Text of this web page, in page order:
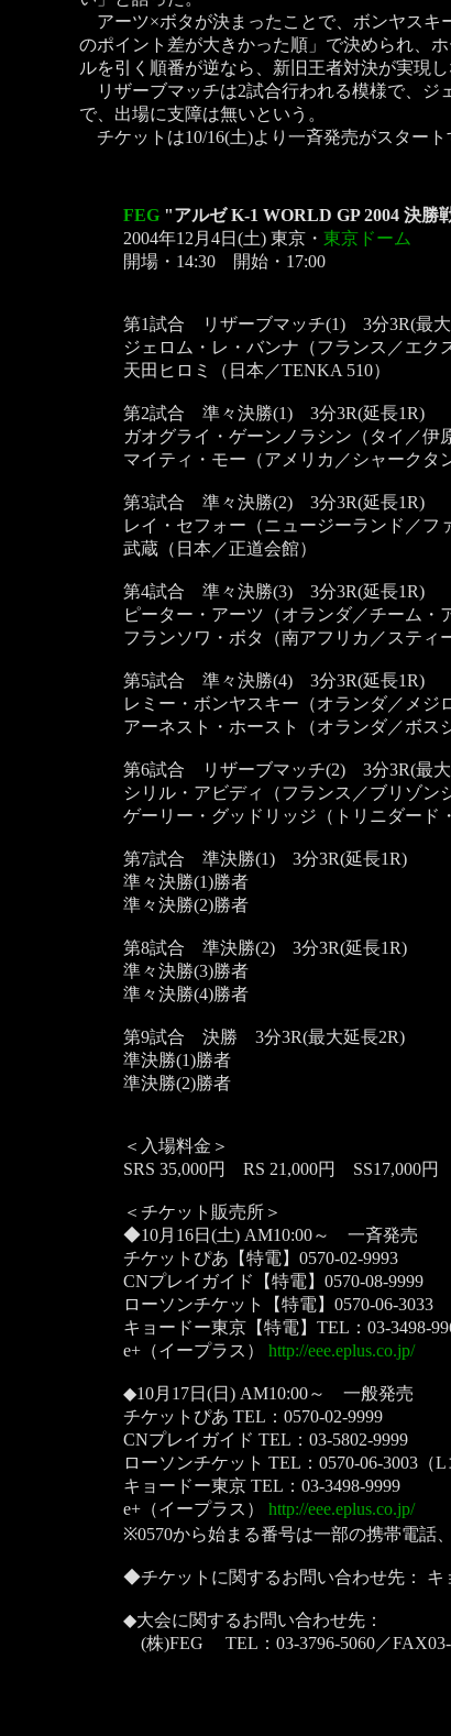
アーツ×ボタが決まったことで、ボンヤスキ
のポイント差が大きかった順」で決められ、
ルを引く順番が逆なら、新旧王者対決が実現
リザーブマッチは2試合行われる模様で、ジ
で、出場に支障は無いという。
チケットは10/16(土)より一斉発売がスタート
FEG "アルゼ K-1 WORLD GP 2004 決勝
2004年12月4日(土) 東京・ 東京ドーム
開場・14:30 開始・17:00
第1試合 リザーブマッチ(1) 3分3R(最大
ジェロム・レ・バンナ（フランス／エク
天田ヒロミ（日本／TENKA 510）
第2試合 準々決勝(1) 3分3R(延長1R)
ガオグライ・ゲーンノラシン（タイ／伊
マイティ・モー（アメリカ／シャークタ
第3試合 準々決勝(2) 3分3R(延長1R)
レイ・セフォー（ニュージーランド／フ
武蔵（日本／正道会館）
第4試合 準々決勝(3) 3分3R(延長1R)
ピーター・アーツ（オランダ／チーム・
フランソワ・ボタ（南アフリカ／スティ
第5試合 準々決勝(4) 3分3R(延長1R)
レミー・ボンヤスキー（オランダ／メ
アーネスト・ホースト（オランダ／ボス
第6試合 リザーブマッチ(2) 3分3R(最大
シリル・アビディ（フランス／ブリゾン
ゲーリー・グッドリッジ（トリニダード
第7試合 準決勝(1) 3分3R(延長1R)
準々決勝(1)勝者
準々決勝(2)勝者
第8試合 準決勝(2) 3分3R(延長1R)
準々決勝(3)勝者
準々決勝(4)勝者
第9試合 決勝 3分3R(最大延長2R)
準決勝(1)勝者
準決勝(2)勝者
＜入場料金＞
SRS 35,000円 RS 21,000円 SS17,000
＜チケット販売所＞
◆10月16日(土) AM10:00～ 一斉発売
チケットぴあ【特電】0570-02-9993
CNプレイガイド【特電】0570-08-9999
ローソンチケット【特電】0570-06-3033
キョードー東京【特電】TEL：03-3498-
e+（イープラス） http://eee.eplus.co.jp/
◆10月17日(日) AM10:00～ 一般発売
チケットぴあ TEL：0570-02-9999
CNプレイガイド TEL：03-5802-9999
ローソンチケット TEL：0570-06-3003（L
キョードー東京 TEL：03-3498-9999
e+（イープラス） http://eee.eplus.co.jp/
※0570から始まる番号は一部の携帯電話
◆チケットに関するお問い合わせ先： キ
◆大会に関するお問い合わせ先：
(株)FEG TEL：03-3796-5060／FAX03-